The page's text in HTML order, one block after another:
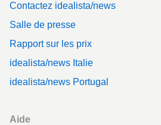
Contactez idealista/news
Salle de presse
Rapport sur les prix
idealista/news Italie
idealista/news Portugal
Aide